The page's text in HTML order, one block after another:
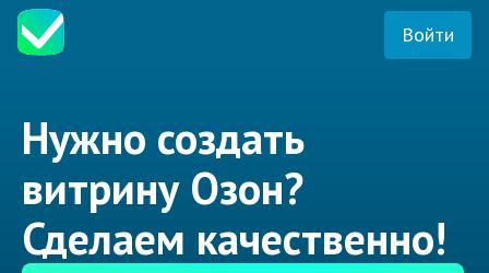
Войти
Нужно создать
витрину Озон?
Сделаем качественно!